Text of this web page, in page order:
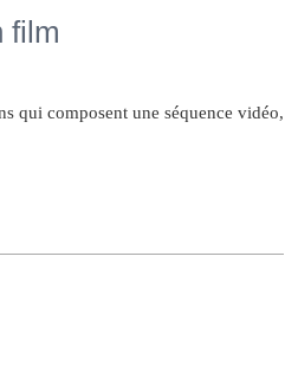
film
qui composent une séquence vidéo,